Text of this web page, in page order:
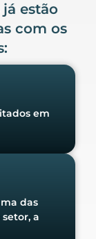
estão
com os
em
das
a